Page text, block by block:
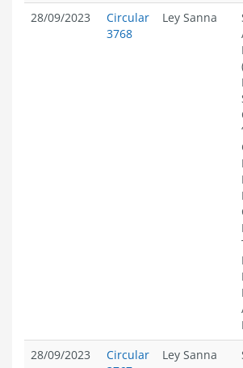
28/09/2023
Circular
3768
Ley Sanna
28/09/2023
Circular
Ley Sanna